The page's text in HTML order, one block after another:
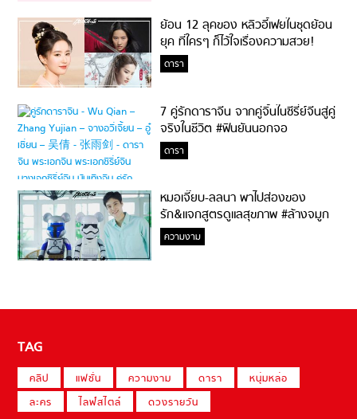
ย้อน 12 ลุคของ หลิวอี้เฟยในชุดย้อน
ยุค ที่ใครๆ ก็ไว้ใจเรื่องความสวย!
ดารา
7 คู่รักดาราจีน จากคู่จิ้นในซีรี่ย์จีนสู่คู่
จริงในชีวิต #ฟินยันนอกจอ
ดารา
หมอเจี๊ยบ-ลลนา พาไปส่องของ
รัก&แจกสูตรดูแลสุขภาพ #ล้างจมูก
ไม่ยากจะสอนให้
ความงาม
TAG
คลิป แฟชั่น ความงาม ดารา
หนุ่มหล่อ
ละคร
ไลฟ์สไตล์ ดวงรายวัน